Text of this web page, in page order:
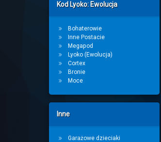
Kod Lyoko: Ewolucja
Bohaterowie
Inne Postacie
Megapod
Lyoko (Ewolucja)
Cortex
Bronie
Moce
Inne
Garażowe dzieciaki